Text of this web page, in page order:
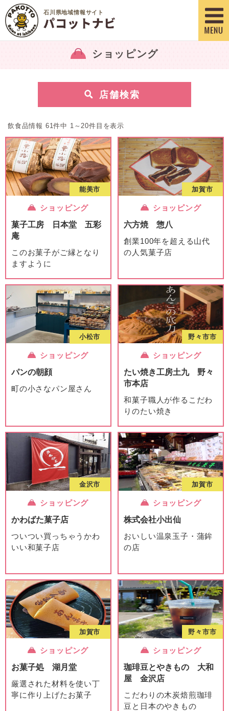
石川県地域情報サイト
ショッピング
[ 店舗検索
飲食品情報 61件中 1～20件目を表示
能美市
ショッピング
菓子工房 日本堂 五彩
庵
このお菓子がご縁となり
ますように
加賀市
ショッピング
六方焼 惣八
創業100年を超える山代
の人気菓子店
小松市
ショッピング
パンの朝顔
町の小さなパン屋さん
野々市市
ショッピング
たい焼き工房土九 野々
市本店
和菓子職人が作るこだわ
りのたい焼き
金沢市
ショッピング
かわばた菓子店
ついつい買っちゃうかわ
いい和菓子店
加賀市
ショッピング
株式会社小出仙
おいしい温泉玉子・蒲鉾
の店
加賀市
ショッピング
お菓子処 湖月堂
厳選された材料を使い丁
寧に作り上げたお菓子
野々市市
ショッピング
珈琲豆とやきもの 大和
屋 金沢店
こだわりの木炭焙煎珈琲
豆と日本のやきもの